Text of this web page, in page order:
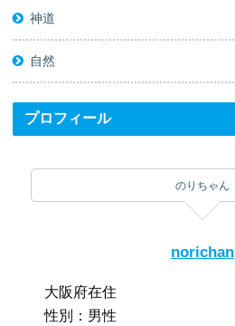
神道
自然
プロフィール
のりちゃん
norichan
大阪府在住
性別：男性